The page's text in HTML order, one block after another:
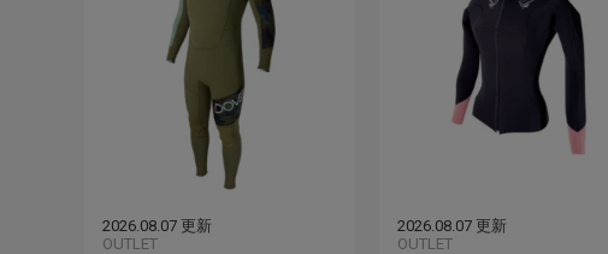
2026.08.07 更新
OUTLET
2026.08.07 更新
OUTLET